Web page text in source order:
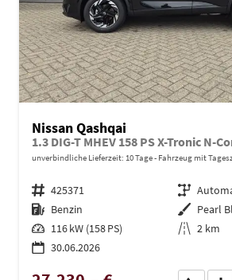
Nissan Qashqai
unverbindliche Lieferzeit: 10 Tage Fahrzeug mit
Fahrzeugnr. 425371 Getriebe
Kraftstoff Benzin Außenfarbe Pearl
Leistung 116 kW (158 PS) Kilometerstand 2 km
30.06.2026